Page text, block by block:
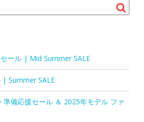
ール | Mid Summer SALE
| Summer SALE
準備応援セール ＆ 2025年モデル ファ